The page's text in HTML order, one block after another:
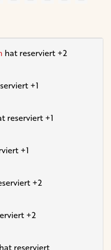
hat reserviert +2
+1
reserviert +1
+1
+2
+2
hat reserviert